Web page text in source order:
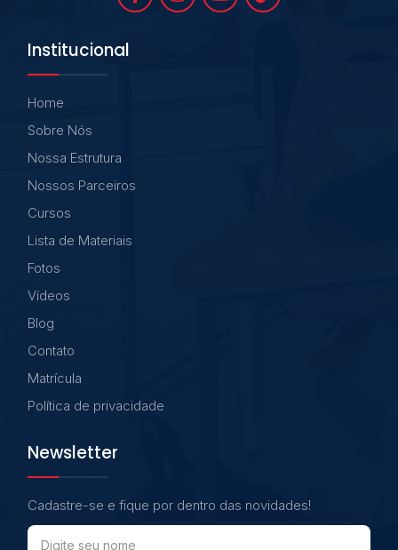
Institucional
Home
Sobre Nós
Nossa Estrutura
Nossos Parceiros
Cursos
Lista de Materiais
Fotos
Vídeos
Blog
Contato
Matrícula
Política de privacidade
Newsletter
Cadastre-se e fique por dentro das novidades!